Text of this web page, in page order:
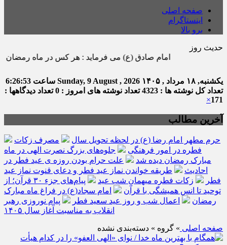
صفحه اصلی
اینستاگرام
برو بالا
حدیث روز
امام صادق (ع) می فرماید : هر كس در ماه رمضان صدقه اى
یکشنبه, ۱۸ مرداد , ۱۴۰۵ Sunday, 9 August , 2026 ساعت 6:26:53
تعداد کل نوشته ها : 4323
تعداد نوشته های امروز : 0
تعداد دیدگاهها :
171
×
آخرین مطالب
حرم مطهر امام رضا (ع) در لحظه تحویل سال
مصرف زکات
فطره در امور فرهنگی
جلوه‌های بزرگ نصرت الهی در ماه
مبارک رمضان دیده شد
علت حرام بودن روزه ی عید فطر در
احادیث
طریقه خواندن نماز عید فطر و دعای قنوت نماز عید
فطر
زکات فطره میهمانِ شب عید
پیام‌های جزء ۳۰ قرآن؛ از
توحید تا انس همیشگی با قرآن
امام سجاد(ع) در فراغ ماه مبارک
رمضان
اعمال شب و روز عید سعید فطر
پیام نوروزی رهبر
انقلاب به مناسبت آغاز سال ۱۴۰۵
صفحه اصلی » گروه » دسته‌بندی نشده